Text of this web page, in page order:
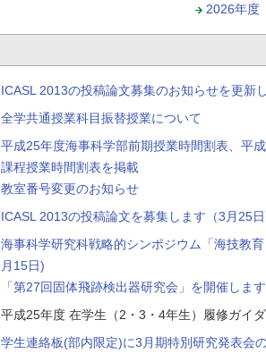
2026年度
ICASL 2013の投稿論文募集のお知らせを更新
全学共通授業科目振替授業について
平成25年度海事科学部前期授業時間割表、平
課程授業時間割表を掲載
教室番号変更のお知らせ
ICASL 2013の投稿論文を募集します（3月25日
海事科学研究科戦略的シンポジウム「海技教
月15日)
「第27回固体飛跡検出器研究会」を開催しま
平成25年度 在学生（2・3・4年生）履修ガイ
学生連絡板(部内限定)に3月期特別研究発表会